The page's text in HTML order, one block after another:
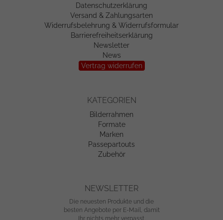
Datenschutzerklärung
Versand & Zahlungsarten
Widerrufsbelehrung & Widerrufsformular
Barrierefreiheitserklärung
Newsletter
News
Vertrag widerrufen
KATEGORIEN
Bilderrahmen
Formate
Marken
Passepartouts
Zubehör
NEWSLETTER
Die neuesten Produkte und die
besten Angebote per E-Mail, damit